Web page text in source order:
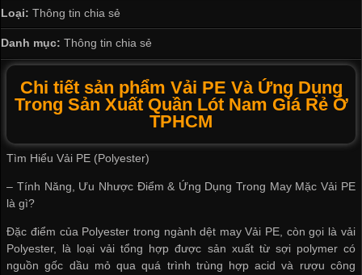
Loại: Thông tin chia sẻ
Danh mục: Thông tin chia sẻ
Chi tiết sản phẩm Vải PE Và Ứng Dụng
Trong Sản Xuất Quần Lót Nam Giá Rẻ Ở
TPHCM
Tìm Hiểu Vải PE (Polyester)
– Tính Năng, Ưu Nhược Điểm & Ứng Dụng Trong May Mặc Vải PE
là gì?
Đặc điểm của Polyester trong ngành dệt may Vải PE, còn gọi là vải
Polyester, là loại vải tổng hợp được sản xuất từ sợi polymer có
nguồn gốc dầu mỏ qua quá trình trùng hợp acid và rượu công